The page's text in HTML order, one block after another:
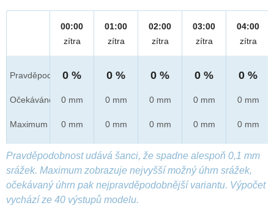
Pravděpod.
Očekáváno
Maximum
00:00
zítra
0 %
0 mm
0 mm
01:00
zítra
0 %
0 mm
0 mm
02:00
zítra
0 %
0 mm
0 mm
03:00
zítra
0 %
0 mm
0 mm
04:00
zítra
0 %
0 mm
0 mm
Pravděpodobnost udává šanci, že spadne alespoň 0,1 mm
srážek. Maximum zobrazuje nejvyšší možný úhrn srážek,
očekávaný úhrn pak nejpravděpodobnější variantu. Výpočet
vychází ze 40 výstupů modelu.